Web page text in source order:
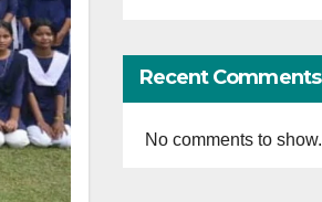
Recent Comments
No comments to show.